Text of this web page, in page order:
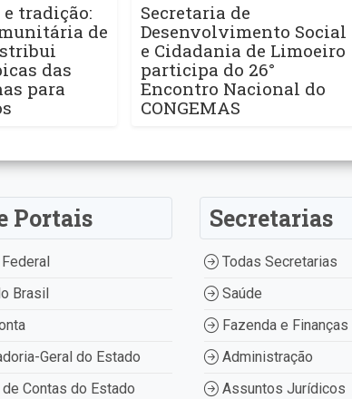
e tradição:
de
das
para
Secretaria de
Desenvolvimento Social
e Cidadania de Limoeiro
participa do 26°
Encontro Nacional do
CONGEMAS
Portais
Brasil
Geral do Estado
de Contas do Estado
Secretarias
Todas Secretarias
Saúde
Fazenda e Finanças
Administração
Assuntos Jurídicos